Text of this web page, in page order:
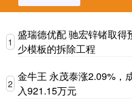
1
盛瑞德优配 驰宏锌锗取
少模板的拆除工程
2
金牛王 永茂泰涨2.09%，
入921.15万元